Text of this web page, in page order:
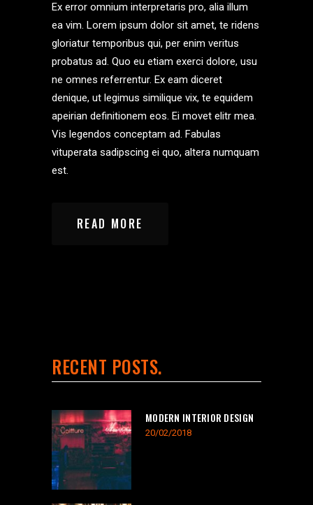
Ex error omnium interpretaris pro, alia illum
ea vim. Lorem ipsum dolor sit amet, te ridens
gloriatur temporibus qui, per enim veritus
probatus ad. Quo eu etiam exerci dolore, usu
ne omnes referrentur. Ex eam diceret
denique, ut legimus similique vix, te equidem
apeirian definitionem eos. Ei movet elitr mea.
Vis legendos conceptam ad. Fabulas
vituperata sadipscing ei quo, altera numquam
est.
READ MORE
RECENT POSTS
MODERN INTERIOR DESIGN
20/02/2018